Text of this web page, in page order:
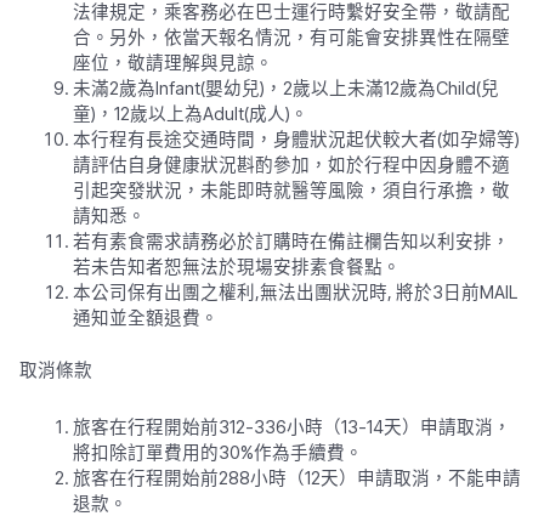
法律規定，乘客務必在巴士運行時繫好安全帶，敬請配
合。另外，依當天報名情況，有可能會安排異性在隔壁
座位，敬請理解與見諒。
未滿2歲為Infant(嬰幼兒)，2歲以上未滿12歲為Child(兒
童)，12歲以上為Adult(成人)。
本行程有長途交通時間，身體狀況起伏較大者(如孕婦等)
請評估自身健康狀況斟酌參加，如於行程中因身體不適
引起突發狀況，未能即時就醫等風險，須自行承擔，敬
請知悉。
若有素食需求請務必於訂購時在備註欄告知以利安排，
若未告知者恕無法於現場安排素食餐點。
本公司保有出團之權利,無法出團狀況時, 將於3日前MAIL
通知並全額退費。
取消條款
旅客在行程開始前312-336小時（13-14天）申請取消，
將扣除訂單費用的30%作為手續費。
旅客在行程開始前288小時（12天）申請取消，不能申請
退款。